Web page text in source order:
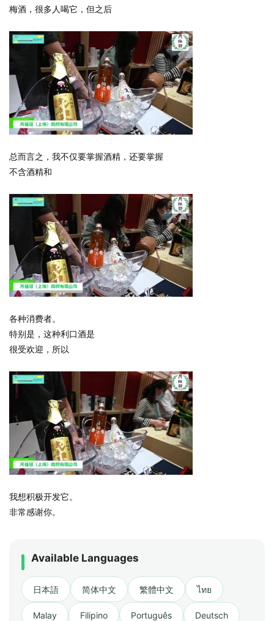
梅酒，很多人喝它，但之后
总而言之，我不仅要掌握酒精，还要掌握
不含酒精和
各种消费者。
特别是，这种利口酒是
很受欢迎，所以
我想积极开发它。
非常感谢你。
Available Languages
日本語 简体中文 繁體中文 ไทย
Malay Filipino Português Deutsch